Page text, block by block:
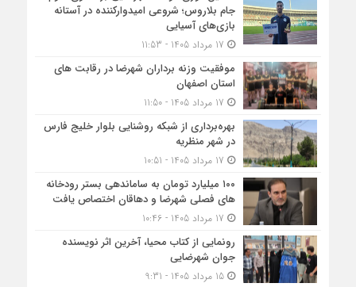
جام بلاروس؛ شروعی امیدوارکننده در آستانه
بازی‌های آسیایی
موفقیت وزنه برداران شهرضا در رقابت های
استان اصفهان
بهره‌برداری از شبکه روشنایی بلوار خلیج فارس
در شهر منظریه
۱۰۰ میلیارد تومان به ساماندهی بستر رودخانه
های فصلی شهرضا و دهاقان اختصاص یافت
رونمایی از کتاب محیا، آخرین اثر نویسنده
جوان شهرضایی
15 مرداد 1405 - 9:31